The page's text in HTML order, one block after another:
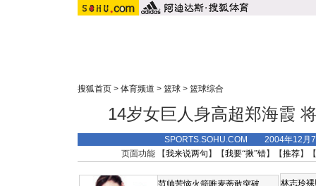
搜狐首页 > 体育频道 > 篮球 > 篮球综合
14岁女巨人身高超郑海霞
SPORTS.SOHU.COM 2004年12月
页面功能 【我来说两句 】【我要“揪”错】【推荐】
范帅苦恼火箭唯麦蒂敢突破
林志玲